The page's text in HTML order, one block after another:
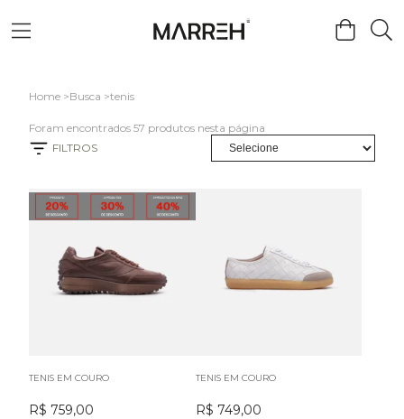
Home Busca tenis
Foram encontrados 57 produtos nesta página
FILTROS
TENIS EM COURO
R$ 759,00
TENIS EM COURO
R$ 749,00